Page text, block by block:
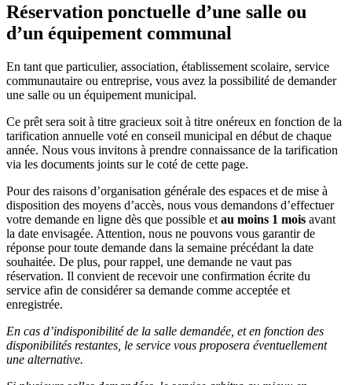
Réservation ponctuelle d’une salle ou
d’un équipement communal
En tant que particulier, association, établissement scolaire, service
communautaire ou entreprise, vous avez la possibilité de demander
une salle ou un équipement municipal.
Ce prêt sera soit à titre gracieux soit à titre onéreux en fonction de la
tarification annuelle voté en conseil municipal en début de chaque
année. Nous vous invitons à prendre connaissance de la tarification
via les documents joints sur le coté de cette page.
Pour des raisons d’organisation générale des espaces et de mise à
disposition des moyens d’accès, nous vous demandons d’effectuer
votre demande en ligne dès que possible et au moins 1 mois avant
la date envisagée. Attention, nous ne pouvons vous garantir de
réponse pour toute demande dans la semaine précédant la date
souhaitée. De plus, pour rappel, une demande ne vaut pas
réservation. Il convient de recevoir une confirmation écrite du
service afin de considérer sa demande comme acceptée et
enregistrée.
En cas d’indisponibilité de la salle demandée, et en fonction des
disponibilités restantes, le service vous proposera éventuellement
une alternative.